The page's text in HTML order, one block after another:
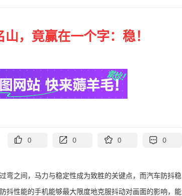
，竟赢在一个字：稳！
0 0 0 0
弯之间，马力与稳定性成为致胜的关键点，而汽车防抖稳
抖性能的手机能够最大限度地克服抖动对画面的影响，能